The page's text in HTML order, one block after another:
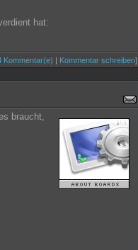
hat:
Kommentar(e) | Kommentar schreiben]
braucht,